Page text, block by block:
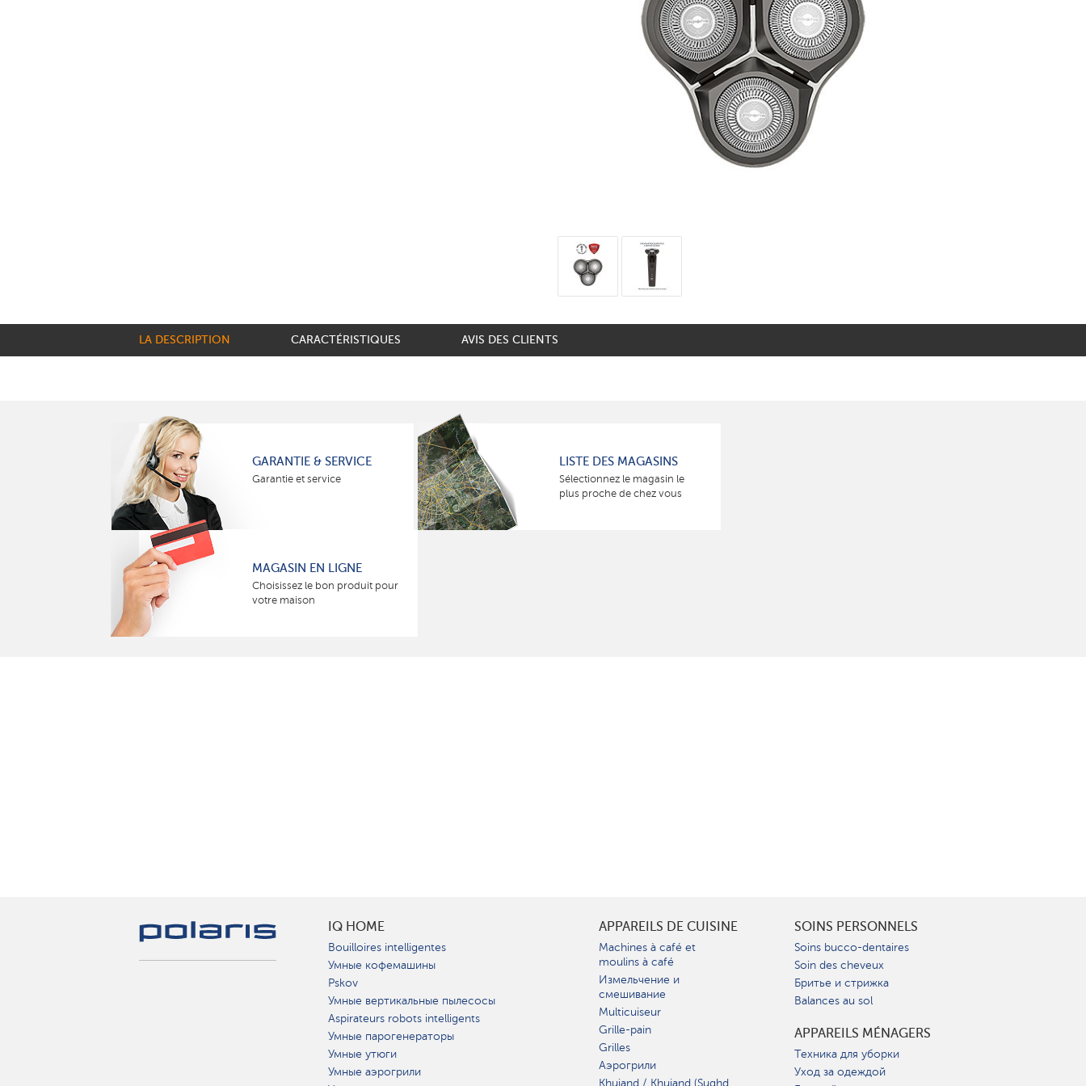
LA DESCRIPTION CARACTÉRISTIQUES AVIS DES CLIENTS
GARANTIE & SERVICE
Garantie et service
LISTE DES MAGASINS
Sélectionnez le magasin le
plus proche de chez vous
MAGASIN EN LIGNE
Choisissez le bon produit pour
votre maison
IQ HOME
Bouilloires intelligentes
Умные кофемашины
Pskov
Умные вертикальные пылесосы
Aspirateurs robots intelligents
Умные парогенераторы
Умные утюги
Умные аэрогрили
APPAREILS DE CUISINE
Machines à café et
moulins à café
Измельчение и
смешивание
Multicuiseur
Grille-pain
Grilles
Аэрогрили
Khujand / Khujand (Sughd
SOINS PERSONNELS
Soins bucco-dentaires
Soin des cheveux
Бритье и стрижка
Balances au sol
APPAREILS MÉNAGERS
Техника для уборки
Уход за одеждой